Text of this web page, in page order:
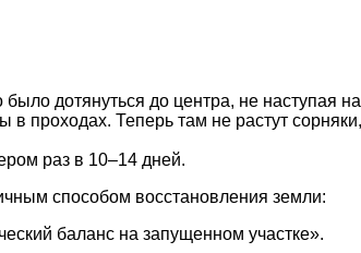
дотянуться до центра, не наступая
проходах. Теперь там не растут
раз в 10–14 дней.
способом восстановления земли:
баланс на запущенном участке».